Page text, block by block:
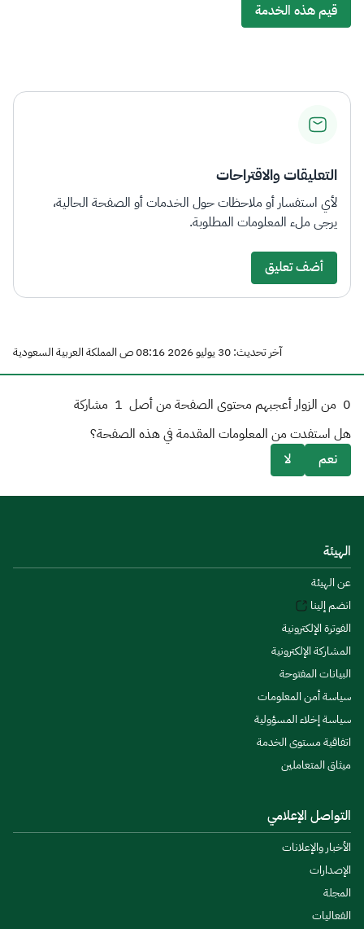
قيم هذه الخدمة
التعليقات والاقتراحات
لأي استفسار أو ملاحظات حول الخدمات أو الصفحة الحالية،
يرجى ملء المعلومات المطلوبة.
أضف تعليق
آخر تحديث: 30 يوليو 2026 08:16 ص المملكة العربية السعودية
0 من الزوار أعجبهم محتوى الصفحة من أصل 1 مشاركة
هل استفدت من المعلومات المقدمة في هذه الصفحة؟
نعم
لا
الهيئة
عن الهيئة
انضم إلينا
الفوترة الإلكترونية
المشاركة الإلكترونية
البيانات المفتوحة
سياسة أمن المعلومات
سياسة إخلاء المسؤولية
اتفاقية مستوى الخدمة
ميثاق المتعاملين
التواصل الإعلامي
الأخبار والإعلانات
الإصدارات
المجلة
الفعاليات